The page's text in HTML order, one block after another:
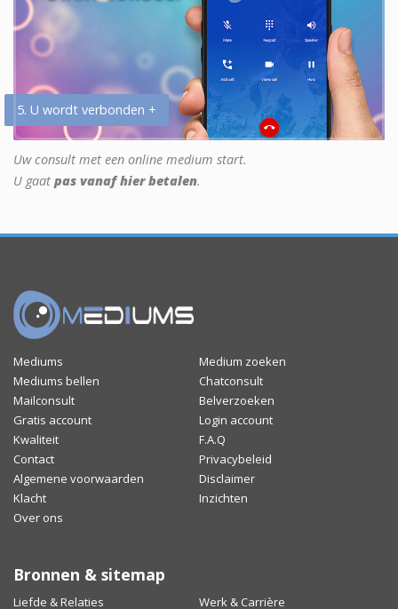
5. U wordt verbonden +
Uw consult met een online medium start.
U gaat pas vanaf hier betalen.
Mediums
Medium zoeken
Mediums bellen
Chatconsult
Mailconsult
Belverzoeken
Gratis account
Login account
Kwaliteit
F.A.Q
Contact
Privacybeleid
Algemene voorwaarden
Disclaimer
Klacht
Inzichten
Over ons
Bronnen & sitemap
Liefde & Relaties Werk & Carrière